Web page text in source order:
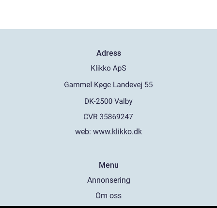
Adress
web: www.klikko.dk
Menu
Annonsering
Om oss